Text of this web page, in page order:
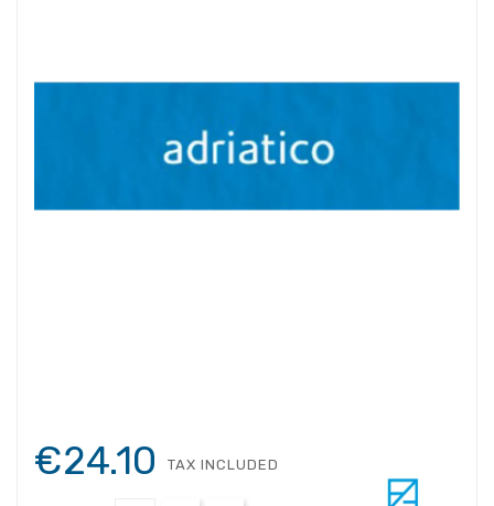
€24.10 TAX INCLUDED